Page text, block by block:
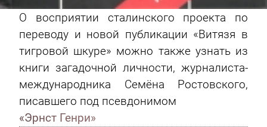
О восприятии сталинского проекта по
переводу и новой публикации «Витязя в
тигровой шкуре» можно также узнать из
книги загадочной личности, журналиста-
международника Семёна Ростовского,
писавшего под псевдонимом
«Эрнст Генри»